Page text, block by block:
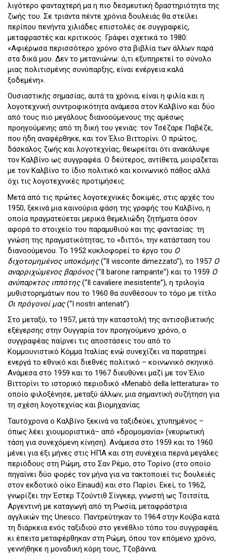
λιγότερο φανταχτερή μα η πιο δεσμευτική δραστηριότητα της
ζωής του. Σε τριάντα πέντε χρόνια δουλειάς θα στείλει
περίπου πενήντα χιλιάδες επιστολές σε συγγραφείς,
μεταφραστές και κριτικούς. Γράφει σχετικά το 1980:
«Αφιέρωσα περισσότερο χρόνο στα βιβλία των άλλων παρά
στα δικά μου. Δεν το μετανιώνω: ό,τι εξυπηρετεί το σύνολο
μιας πολιτισμένης συνύπαρξης, είναι ενέργεια καλά
ξοδεμένη».
Ουσιαστικής σημασίας, αυτά τα χρόνια, είναι η φιλία και η
λογοτεχνική συντροφικότητα ανάμεσα στον Καλβίνο και δύο
από τους πιο μεγάλους διανοούμενους της αμέσως
προηγούμενης από τη δική του γενιάς: τον Τσέζαρε Παβέζε,
που ήδη αναφέρθηκε, και τον Έλιο Βιττορίνι. Ο πρώτος,
δάσκαλος ζωής και λογοτεχνίας, θεωρείται ότι ανακάλυψε
τον Καλβίνο ως συγγραφέα. Ο δεύτερος, αντίθετα, μοιράζεται
με τον Καλβίνο το ίδιο πολιτικό και κοινωνικό πάθος αλλά
όχι τις λογοτεχνικές προτιμήσεις.
Μετά από τις πρώτες λογοτεχνικές δοκιμές, στις αρχές του
1950, ξεκινά μια καινούρια φάση της γραφής του Καλβίνο, η
οποία πραγματεύεται μερικά θεμελιώδη ζητήματα όσον
αφορά το στοιχείο του παραμυθιού και της φαντασίας: τη
γνώση της πραγματικότητας, το «διττό», την κατάσταση του
διανοούμενου. Το 1952 κυκλοφορεί το έργο του Ο
διχοτομημένος υποκόμης(“Il visconte dimezzato”), το 1957 Ο
αναρριχώμενος βαρόνος(“Il barone rampante”) και το 1959 Ο
ανύπαρκτος ιππότης(“Il cavaliere inesistente”), η τριλογία
μυθιστορημάτων που το 1960 θα συνθέσουν το τόμο με τίτλο
Οι πρόγονοί μας(“I nostri antenati”).
Στο μεταξύ, το 1957, μετά την καταστολή της αντισοβιετικής
εξέγερσης στην Ουγγαρία τον προηγούμενο χρόνο, ο
συγγραφέας παίρνει τις αποστάσεις του από το
Κομμουνιστικό Κόμμα Ιταλίας ενώ συνεχίζει να παρατηρεί
ενεργά το εθνικό και διεθνές πολιτικό – κοινωνικό σκηνικό.
Ανάμεσα στο 1959 και το 1967 διευθύνει μαζί με τον Έλιο
Βιττορίνι το ιστορικό περιοδικό «Menabò della letteratura» το
οποίο φιλοξένησε, μεταξύ άλλων, μια σημαντική συζήτηση για
τη σχέση λογοτεχνίας και βιομηχανίας.
Ταυτόχρονα ο Καλβίνο ξεκινά να ταξιδεύει, χτυπημένος –
όπως λέει χιουμοριστικά– από «δρομομανία» (νευρωτική
τάση για συνεχόμενη κίνηση). Ανάμεσα στο 1959 και το 1960
μένει για έξι μήνες στις ΗΠΑ και στη συνέχεια περνά μεγάλες
περιόδους στη Ρώμη, στο Σαν Ρέμο, στο Τορίνο (στο οποίο
πηγαίνει δύο φορές τον μήνα για να τακτοποιεί τις δουλειές
στον εκδοτικό οίκο Einaudi) και στο Παρίσι. Εκεί, το 1962,
γνωρίζει την Έστερ Τζούντιθ Σίνγκερ, γνωστή ως Τσιτσίτα,
Αργεντινή με καταγωγή από τη Ρωσία, μεταφράστρια
αγγλικών της Unesco. Παντρεύτηκαν το 1964 στην Κούβα κατά
τη διάρκεια ενός ταξιδιού στο γενέθλιο τόπο του συγγραφέα,
κι έπειτα μεταφέρθηκαν στη Ρώμη, όπου τον επόμενο χρόνο,
γεννήθηκε η μοναδική κόρη τους, Τζοβάννα.